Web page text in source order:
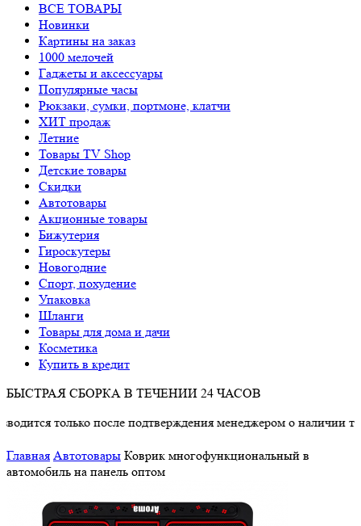
ВСЕ ТОВАРЫ
Новинки
Картины на заказ
1000 мелочей
Гаджеты и аксессуары
Популярные часы
Рюкзаки, сумки, портмоне, клатчи
ХИТ продаж
Летние
Товары TV Shop
Детские товары
Cкидки
Автотовары
Акционные товары
Бижутерия
Гироскутеры
Новогодние
Спорт, похудение
Упаковка
Шланги
Товары для дома и дачи
Косметика
Купить в кредит
БЫСТРАЯ СБОРКА В ТЕЧЕНИИ 24 ЧАСОВ
после подтверждения менеджером о наличии товара.
Главная Автотовары Коврик многофункциональный в
автомобиль на панель оптом